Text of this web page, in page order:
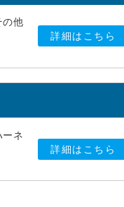
の他
詳細はこちら
ネ
詳細はこちら